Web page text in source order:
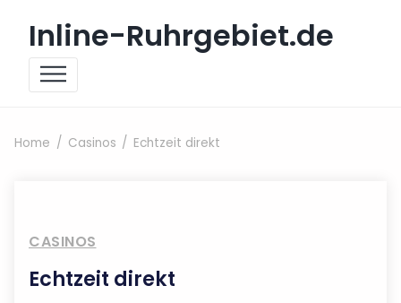
Inline-Ruhrgebiet.de
Home Casinos Echtzeit direkt
CASINOS
Echtzeit direkt